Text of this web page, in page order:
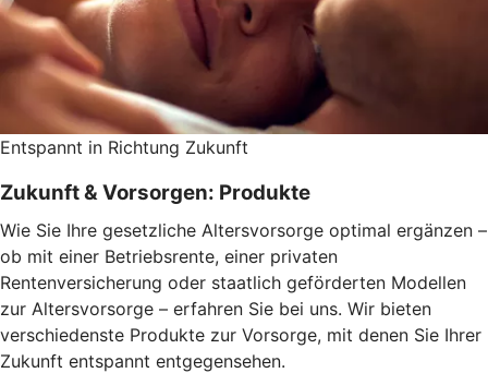
Entspannt in Richtung Zukunft
Zukunft & Vorsorgen: Produkte
Wie Sie Ihre gesetzliche Altersvorsorge optimal ergänzen –
ob mit einer Betriebsrente, einer privaten
Rentenversicherung oder staatlich geförderten Modellen
zur Altersvorsorge – erfahren Sie bei uns. Wir bieten
verschiedenste Produkte zur Vorsorge, mit denen Sie Ihrer
Zukunft entspannt entgegensehen.